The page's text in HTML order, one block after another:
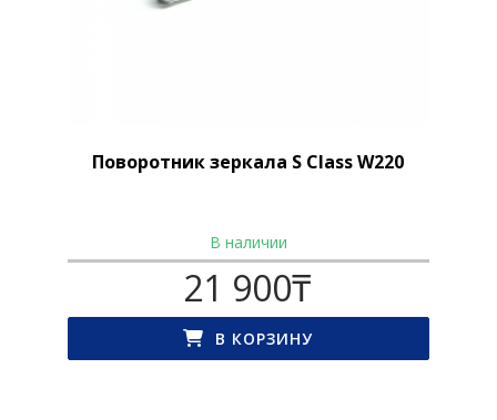
Поворотник зеркала S Class W220
В наличии
21 900₸
В КОРЗИНУ